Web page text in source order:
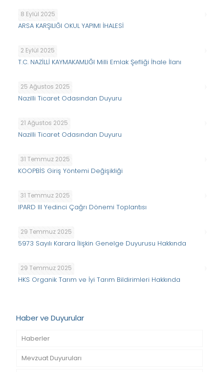
8 Eylül 2025
ARSA KARŞILIĞI OKUL YAPIMI İHALESİ
2 Eylül 2025
T.C. NAZİLLİ KAYMAKAMLIĞI Milli Emlak Şefliği İhale İlanı
25 Ağustos 2025
Nazilli Ticaret Odasından Duyuru
21 Ağustos 2025
Nazilli Ticaret Odasından Duyuru
31 Temmuz 2025
KOOPBİS Giriş Yöntemi Değişikliği
31 Temmuz 2025
IPARD III Yedinci Çağrı Dönemi Toplantısı
29 Temmuz 2025
5973 Sayılı Karara İlişkin Genelge Duyurusu Hakkında
29 Temmuz 2025
HKS Organik Tarım ve İyi Tarım Bildirimleri Hakkında
Haber ve Duyurular
Haberler
Mevzuat Duyuruları